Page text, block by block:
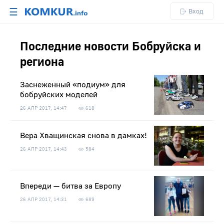
☰ Вход
Последние новости Бобруйска и
региона
Заснеженный «подиум» для
бобруйских моделей
26 АПР 2017, 14:47 618
Вера Хващинская снова в дамках!
26 АПР 2017, 14:43 584
Впереди — битва за Европу
26 АПР 2017, 14:31 689